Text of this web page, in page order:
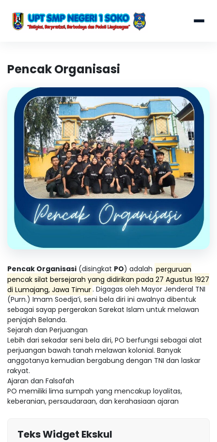
Pencak Organisasi
Pencak Organisasi (disingkat PO) adalah perguruan
pencak silat bersejarah yang didirikan pada 27 Agustus 1927
di Lumajang, Jawa Timur. Digagas oleh Mayor Jenderal TNI
(Purn.) Imam Soedja’i, seni bela diri ini awalnya dibentuk
sebagai sayap pergerakan Sarekat Islam untuk melawan
penjajah Belanda.
Sejarah dan Perjuangan
Lebih dari sekadar seni bela diri, PO berfungsi sebagai alat
perjuangan bawah tanah melawan kolonial. Banyak
anggotanya kemudian bergabung dengan TNI dan laskar
rakyat.
Ajaran dan Falsafah
PO memiliki lima sumpah yang mencakup loyalitas,
keberanian, persaudaraan, dan kerahasiaan ajaran
Teks Widget Ekskul